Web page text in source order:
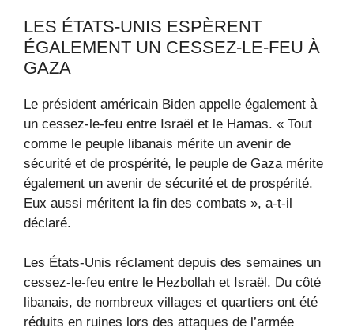
LES ÉTATS-UNIS ESPÈRENT
ÉGALEMENT UN CESSEZ-LE-FEU À
GAZA
Le président américain Biden appelle également à
un cessez-le-feu entre Israël et le Hamas. « Tout
comme le peuple libanais mérite un avenir de
sécurité et de prospérité, le peuple de Gaza mérite
également un avenir de sécurité et de prospérité.
Eux aussi méritent la fin des combats », a-t-il
déclaré.
Les États-Unis réclament depuis des semaines un
cessez-le-feu entre le Hezbollah et Israël. Du côté
libanais, de nombreux villages et quartiers ont été
réduits en ruines lors des attaques de l’armée